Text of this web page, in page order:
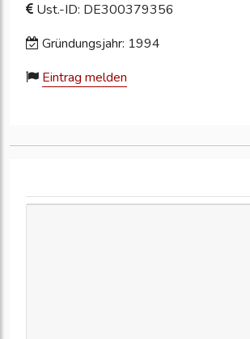
Ust.-ID: DE300379356
Gründungsjahr: 1994
Eintrag melden